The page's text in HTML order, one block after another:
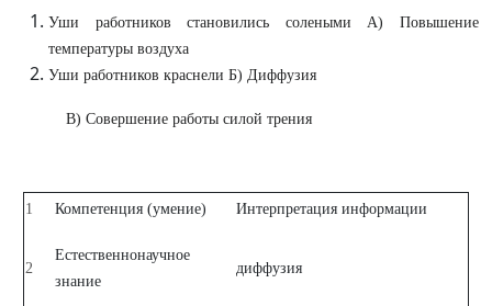
Уши работников становились солеными А) Повышение
температуры воздуха
Уши работников краснели Б) Диффузия
В) Совершение работы силой трения
1 Компетенция (умение) Интерпретация информации
2
Естественнонаучное
знание
диффузия